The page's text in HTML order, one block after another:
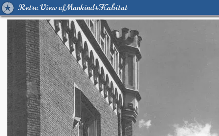
Retro View of Mankind's Habitat